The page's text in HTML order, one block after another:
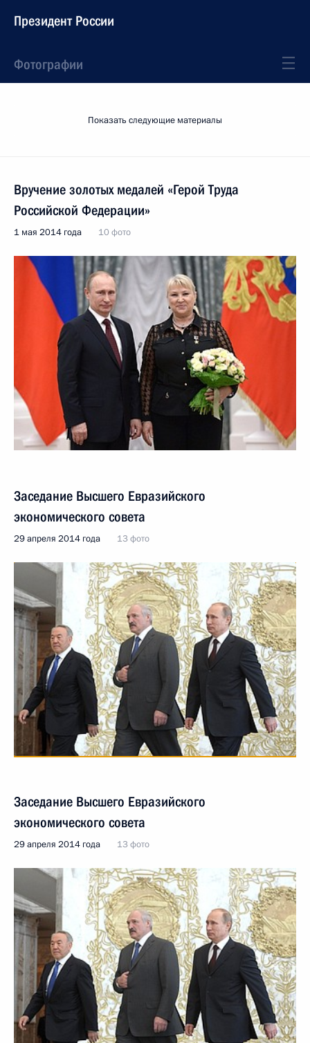
Президент России
Фотографии
Показать следующие материалы
Вручение золотых медалей «Герой Труда
Российской Федерации»
1 мая 2014 года 10 фото
Заседание Высшего Евразийского
экономического совета
29 апреля 2014 года 13 фото
Заседание Высшего Евразийского
экономического совета
29 апреля 2014 года 13 фото